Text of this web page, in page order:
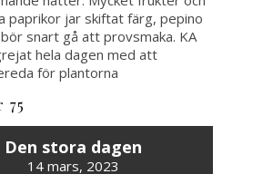
paprikor jar skiftat färg, pepino
snart gå att provsmaka. KA
hela dagen med att
för plantorna
Den stora dagen
14 mars, 2023